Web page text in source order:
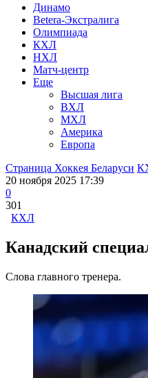
Динамо
Betera-Экстралига
Олимпиада
КХЛ
НХЛ
Матч-центр
Еще
Высшая лига
ВХЛ
МХЛ
Америка
Европа
Страница Хоккея Беларуси
20 ноября 2025 17:39
0
301
КХЛ
Канадский
Слова главного тренера.